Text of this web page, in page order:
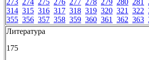
273 274 275 276 277 278 279 280 281
314 315 316 317 318 319 320 321 322
355 356 357 358 359 360 361 362 363
Литература
175